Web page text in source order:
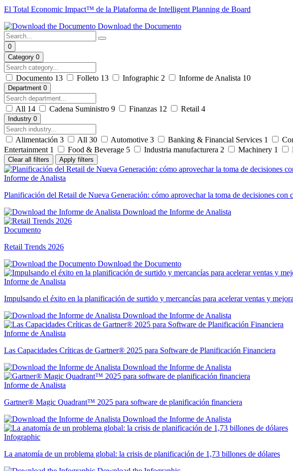
El Total Economic Impact™ de la Plataforma de Intelligent Planning de Board
Download the Documento
0
Category 0
Documento 13 Folleto 13 Infographic 2 Informe de Analista 10
Department 0
All 14 Cadena Suministro 9 Finanzas 12 Retail 4
Industry 0
Alimentación 3 All 30 Automotive 3 Banking & Financial Services 1
Entertainment 1 Food & Beverage 5 Industria manufacturera 2 Machinery 1
Clear all filters Apply filters
Informe de Analista
Planificación del Retail de Nueva Generación: cómo aprovechar la toma de decisiones
Download the Informe de Analista
Documento
Retail Trends 2026
Download the Documento
Informe de Analista
Impulsando el éxito en la planificación de surtido y mercancías para acelerar ventas y
Download the Informe de Analista
Informe de Analista
Las Capacidades Críticas de Gartner® 2025 para Software de Planificación Financiera
Download the Informe de Analista
Informe de Analista
Gartner® Magic Quadrant™ 2025 para software de planificación financiera
Download the Informe de Analista
Infographic
La anatomía de un problema global: la crisis de planificación de 1,73 billones de dólares